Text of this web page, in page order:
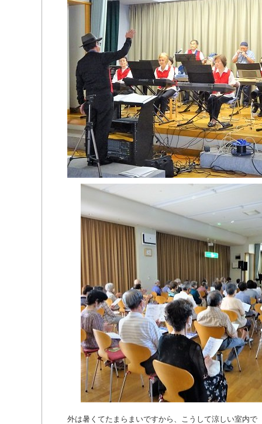
外は暑くてたまらまいですから、こうして涼しい室内で